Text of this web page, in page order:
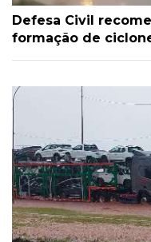
Defesa Civil
formação de